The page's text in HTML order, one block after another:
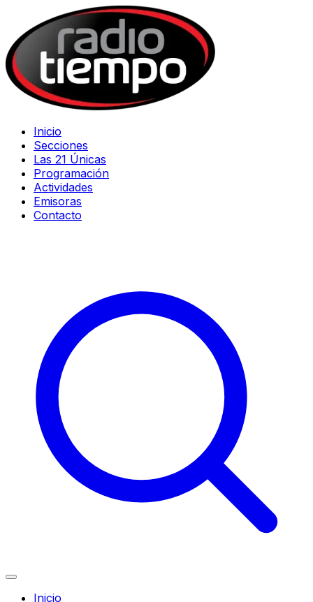
Inicio
Secciones
Las 21 Únicas
Programación
Actividades
Emisoras
Contacto
Inicio